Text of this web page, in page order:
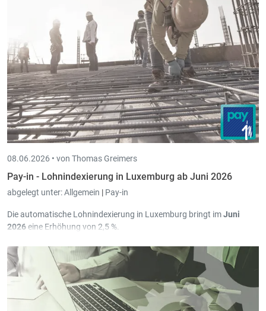
08.06.2026 • von Thomas Greimers
Pay-in - Lohnindexierung in Luxemburg ab Juni 2026
abgelegt unter:Allgemein | Pay-in
Die automatische Lohnindexierung in Luxemburg bringt imJuni
2026eine Erhöhung von 2,5 %.
Erweiterungen programmiert.